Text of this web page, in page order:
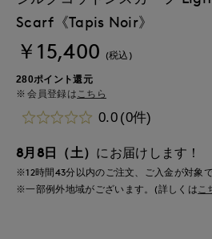
Scarf《Tapis Noir》
￥15,400 (税込)
280ポイント還元
会員登録はこちら
0.0 (0件)
8月8日（土） にお届けします！
※12時間43分以内のご注文、ご入金が対象で
※一部例外地域がございます。(詳しくは こ